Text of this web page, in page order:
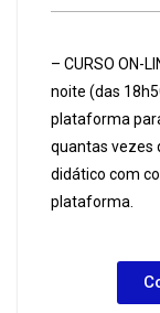
– CURSO ON-
noite (das
plataforma
quantas vezes
didático com
plataforma.